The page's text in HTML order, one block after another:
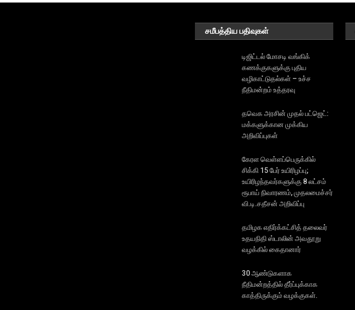
சமீபத்திய பதிவுகள்
டிஜிட்டல் மோசடி வங்கிக்
கணக்குகளுக்கு புதிய
வழிகாட்டுதல்கள் – உச்ச
நீதிமன்றம் உத்தரவு
தவெக அரசின் முதல் பட்ஜெட்:
மக்களுக்கான முக்கிய
அறிவிப்புகள்
கேரள வெள்ளப்பெருக்கில்
சிக்கி 15 பேர் உயிரிழப்பு;
உயிரிழந்தவர்களுக்கு 8 லட்சம்
ரூபாய் நிவாரணம், முதலமைச்சர்
வி.டி.சதீசன் அறிவிப்பு
தமிழக எதிர்க்கட்சித் தலைவர்
உதயநிதி ஸ்டாலின் அவதூறு
வழக்கில் கைதானார்
30 ஆண்டுகளாக
நீதிமன்றத்தில் தீர்ப்புக்காக
காத்திருக்கும் வழக்குகள்.